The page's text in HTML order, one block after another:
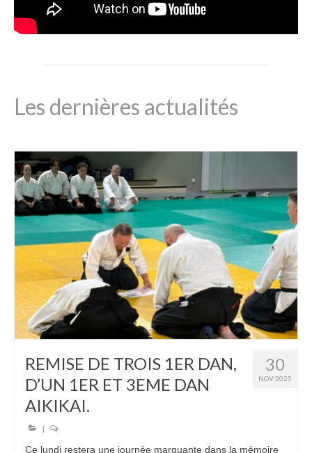
Les dernières actualités
30
NOV 2025
REMISE DE TROIS 1ER DAN,
D’UN 1ER ET 3EME DAN
AIKIKAI.
|
Ce lundi restera une journée marquante dans la mémoire